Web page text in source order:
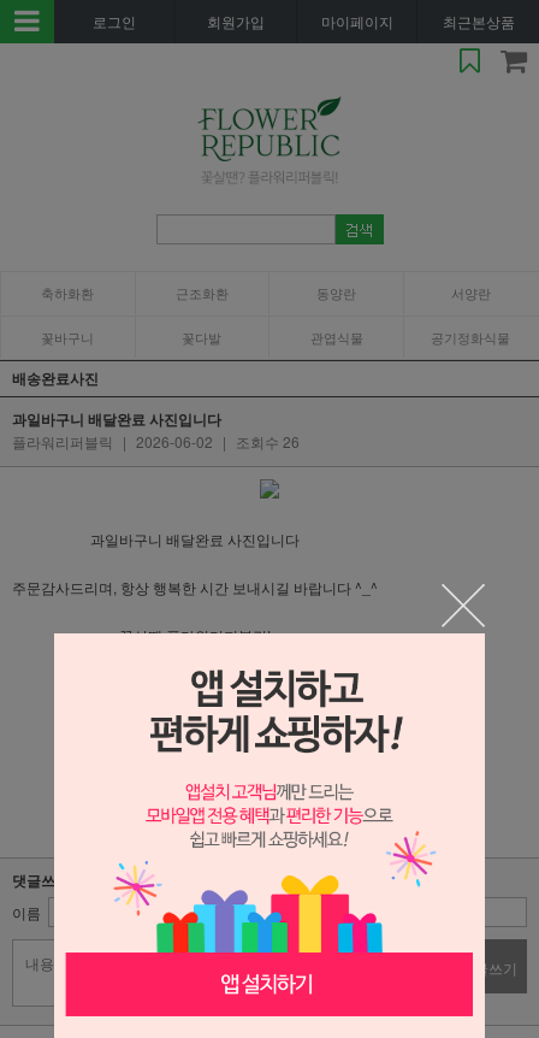
로그인 회원가입 마이페이지 최근본상품
축하화환 근조화환 동양란 서양란
꽃바구니 꽃다발 관엽식물 공기정화식물
배송완료사진
과일바구니 배달완료 사진입니다
플라워리퍼블릭 | 2026-06-02 | 조회수 26
과일바구니 배달완료 사진입니다
주문감사드리며, 항상 행복한 시간 보내시길 바랍니다 ^_^
꽃살땐 플라워리퍼블릭!
플라워리퍼블릭 블로그가기 : 클릭!!
플라워리퍼블릭 인스타그램 가기 : 클릭!!
댓글쓰기
이름 비밀번호
댓글쓰기